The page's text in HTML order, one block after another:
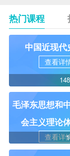
热门课程
中国近现代
查看详
毛泽东思想和
会主义理论
查看详